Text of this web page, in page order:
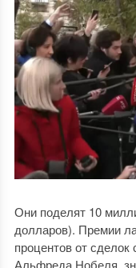
Они поделят 10
долларов). Премии
процентов от
Альфреда Нобеля,